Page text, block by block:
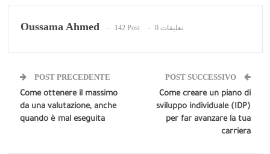
Oussama Ahmed 142 Post 0 تعليقات
POST PRECEDENTE
Come ottenere il massimo
da una valutazione, anche
quando è mal eseguita
POST SUCCESSIVO
Come creare un piano di
sviluppo individuale (IDP)
per far avanzare la tua
carriera